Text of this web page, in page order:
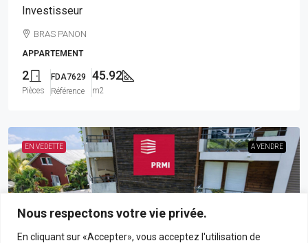
Nous respectons votre vie privée.
En cliquant sur «Accepter», vous acceptez l'utilisation de
Investisseur
BRAS PANON
APPARTEMENT
2
Pièces
FDA7629
Référence
45.92
m2
EN VEDETTE A VENDRE